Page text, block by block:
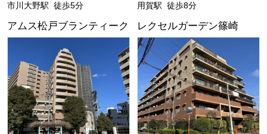
市川大野駅 徒歩5分
用賀駅 徒歩8分
アムス松戸ブランティーク レクセルガーデン篠崎